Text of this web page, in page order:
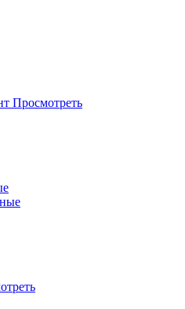
Просмотреть